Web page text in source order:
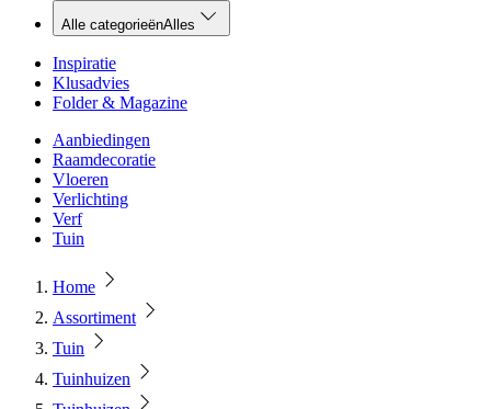
Alle categorieënAlles
Inspiratie
Klusadvies
Folder & Magazine
Aanbiedingen
Raamdecoratie
Vloeren
Verlichting
Verf
Tuin
Home
Assortiment
Tuin
Tuinhuizen